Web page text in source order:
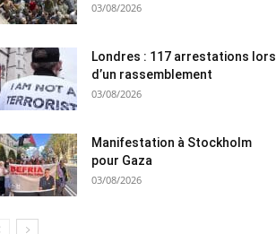
03/08/2026
Londres : 117 arrestations lors
d’un rassemblement
03/08/2026
Manifestation à Stockholm
pour Gaza
03/08/2026